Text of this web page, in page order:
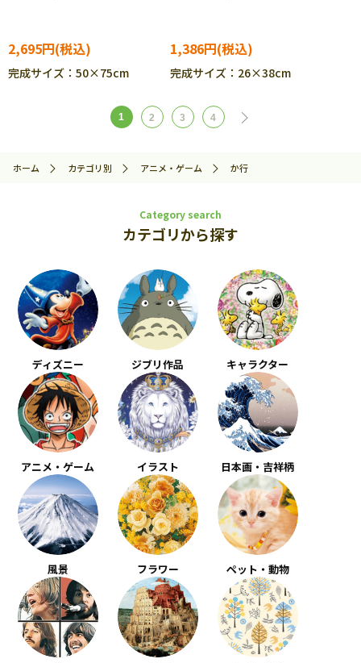
2,695円
完成サイズ：50×75cm
1,386円
完成サイズ：26×38cm
1 2 3 4
ホーム カテゴリ別 アニメ・ゲーム か行
Category search
カテゴリから探す
ディズニー ジブリ作品 キャラクター
アニメ・ゲーム イラスト 日本画・吉祥柄
風景 フラワー ペット・動物